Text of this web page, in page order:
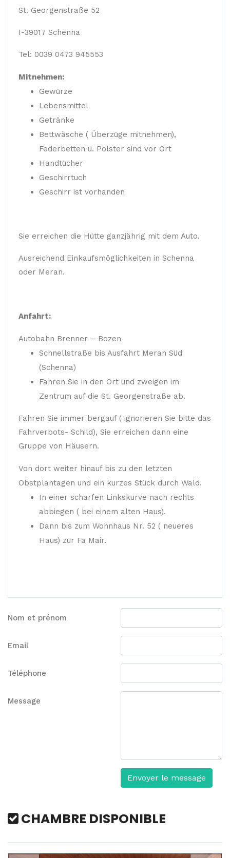
St. Georgenstraße 52
I-39017 Schenna
Tel: 0039 0473 945553
Mitnehmen:
Gewürze
Lebensmittel
Getränke
Bettwäsche ( Überzüge mitnehmen),
Federbetten u. Polster sind vor Ort
Handtücher
Geschirrtuch
Geschirr ist vorhanden
Sie erreichen die Hütte ganzjährig mit dem Auto.
Ausreichend Einkaufsmöglichkeiten in Schenna
oder Meran.
Anfahrt:
Autobahn Brenner – Bozen
Schnellstraße bis Ausfahrt Meran Süd
(Schenna)
Fahren Sie in den Ort und zweigen im
Zentrum auf die St. Georgenstraße ab.
Fahren Sie immer bergauf ( ignorieren Sie bitte das
Fahrverbots- Schild), Sie erreichen dann eine
Gruppe von Häusern.
Von dort weiter hinauf bis zu den letzten
Obstplantagen und ein kurzes Stück durch Wald.
In einer scharfen Linkskurve nach rechts
abbiegen ( bei einem alten Haus).
Dann bis zum Wohnhaus Nr. 52 ( neueres
Haus) zur Fa Mair.
Nom et prénom
Email
Téléphone
Message
Envoyer le message
CHAMBRE DISPONIBLE